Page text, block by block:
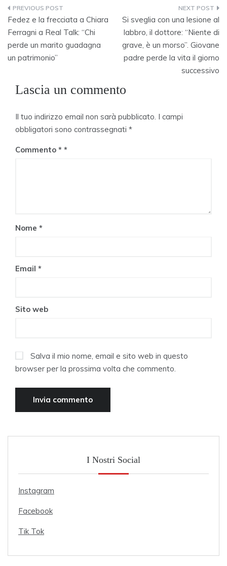
Navigazione
articoli
Fedez e la frecciata a Chiara
Ferragni a Real Talk: “Chi
perde un marito guadagna
un patrimonio”
Si sveglia con una lesione al
labbro, il dottore: “Niente di
grave, è un morso”. Giovane
padre perde la vita il giorno
successivo
Lascia un commento
Il tuo indirizzo email non sarà pubblicato. I campi
obbligatori sono contrassegnati *
Commento *
Nome *
Email *
Sito web
Salva il mio nome, email e sito web in questo
browser per la prossima volta che commento.
I Nostri Social
Instagram
Facebook
Tik Tok